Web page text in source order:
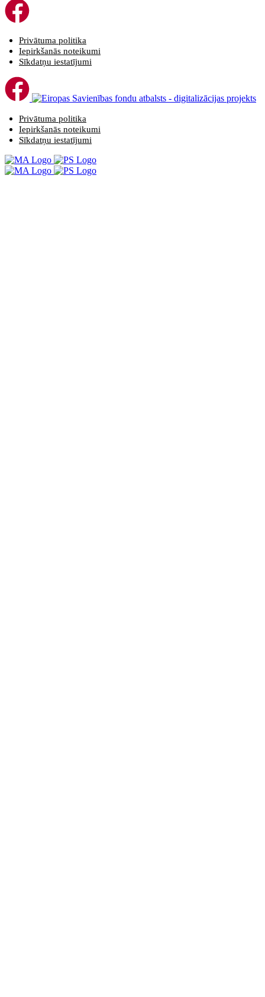
Privātuma politika
Iepirkšanās noteikumi
Sīkdatņu iestatījumi
Privātuma politika
Iepirkšanās noteikumi
Sīkdatņu iestatījumi